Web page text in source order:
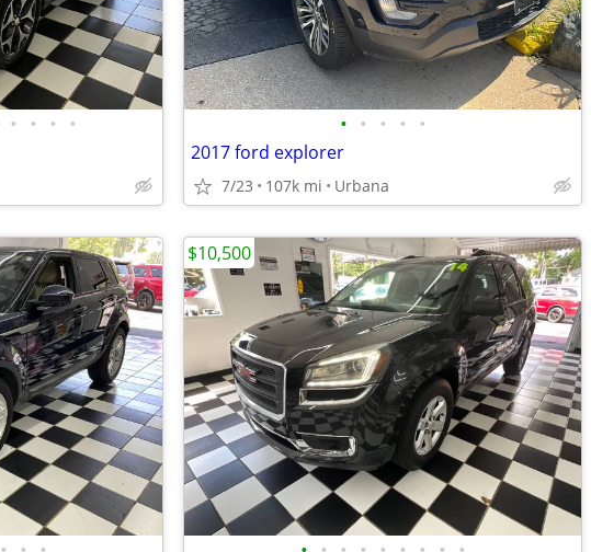
• • • • • • • • •
2017 ford explorer
7/23 107k mi Urbana
$10,500